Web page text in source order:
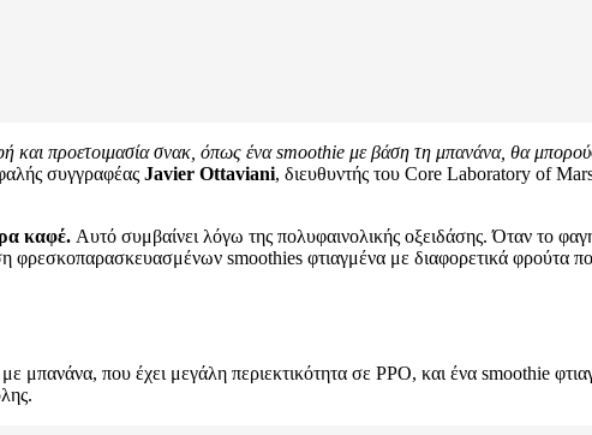
προετοιμασία σνακ, όπως ένα smoothie με βάση τη μπανάνα, θα
συγγραφέας Javier Ottaviani, διευθυντής του Core Laboratory of
καφέ. Αυτό συμβαίνει λόγω της πολυφαινολικής οξειδάσης. Όταν το
φρεσκοπαρασκευασμένων smoothies φτιαγμένα με διαφορετικά φρούτα
μπανάνα, που έχει μεγάλη περιεκτικότητα σε PPO, και ένα smoothie